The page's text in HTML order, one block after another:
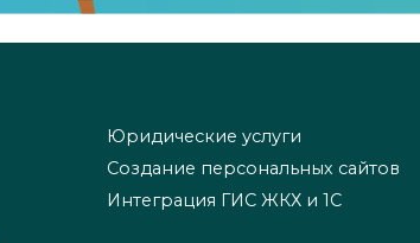
Юридические услуги
Создание персональных сайтов
Интеграция ГИС ЖКХ и 1С